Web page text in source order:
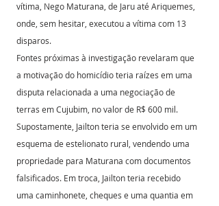
vítima, Nego Maturana, de Jaru até Ariquemes,
onde, sem hesitar, executou a vítima com 13
disparos.
Fontes próximas à investigação revelaram que
a motivação do homicídio teria raízes em uma
disputa relacionada a uma negociação de
terras em Cujubim, no valor de R$ 600 mil.
Supostamente, Jailton teria se envolvido em um
esquema de estelionato rural, vendendo uma
propriedade para Maturana com documentos
falsificados. Em troca, Jailton teria recebido
uma caminhonete, cheques e uma quantia em